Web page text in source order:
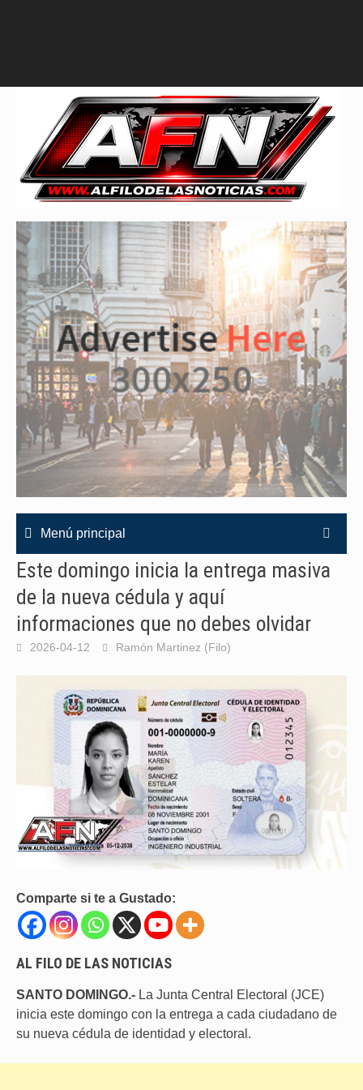
Menú principal
Este domingo inicia la entrega masiva
de la nueva cédula y aquí
informaciones que no debes olvidar
2026-04-12 Ramón Martinez (Filo)
Comparte si te a Gustado:
AL FILO DE LAS NOTICIAS
SANTO DOMINGO.- La Junta Central Electoral (JCE)
inicia este domingo con la entrega a cada ciudadano de
su nueva cédula de identidad y electoral.